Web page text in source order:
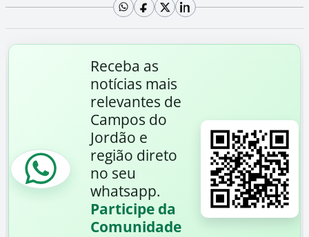
Receba as
notícias mais
relevantes de
Campos do
Jordão e
região direto
no seu
whatsapp.
Participe da
Comunidade